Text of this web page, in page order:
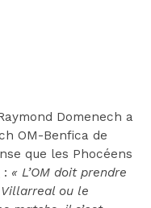
Domenech a
OM-Benfica de
que les Phocéens
: « L’OM doit prendre
ou le